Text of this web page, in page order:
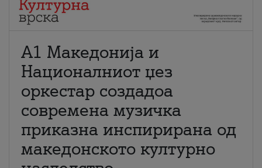
А1 Македонија и
Националниот џез
оркестар создадоа
современа музичка
приказна инспирирана од
македонското културно